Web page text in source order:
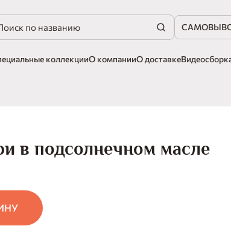
коллекцииО компанииО доставке
в подсолнечном масле